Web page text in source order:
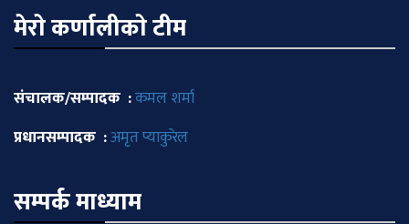
मेराे कर्णालीकाे टीम
संचालक/सम्पादक :कमल शर्मा
प्रधानसम्पादक :अमृत प्याकुरेल
सम्पर्क माध्याम